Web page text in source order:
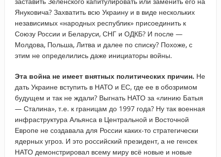
Януковича? Захватить всю Украину и в виде нескольких
независимых «народных республик» присоединить к
Союзу России и Беларуси, СНГ и ОДКБ? И после —
Молдова, Польша, Литва и далее по списку? Похоже, с
этим не определились даже инициаторы войны.
Эта война не имеет внятных политических причин. Не
дать Украине вступить в НАТО и ЕС, где ее в обозримом
будущем и так не ждали? Выгнать НАТО за «линию Батыя
— Сталина», т.е. к границам до 1997 года? Ну так военная
инфраструктура Альянса в Центральной и Восточной
Европе не создавала для России каких-то стратегически
ядерных угроз. И это российский президент, а не генсек
НАТО демонстрировал всему миру всё новые и новые